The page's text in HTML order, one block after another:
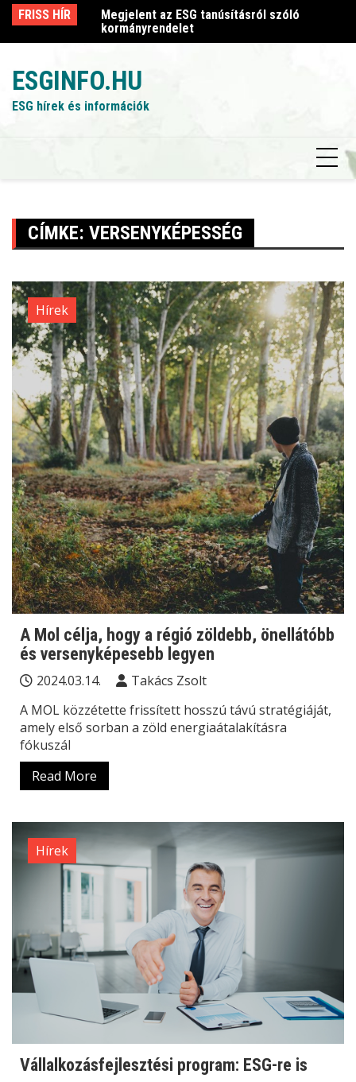
Skip
content
FRISS HÍR
szóló
Megjelent az ESG tanúsításról szóló
kormányrendelet
ESGINFO.HU
ESG hírek és információk
CÍMKE: VERSENYKÉPESSÉG
Hírek
A Mol célja, hogy a régió zöldebb, önellátóbb
és versenyképesebb legyen
2024.03.14.
Takács Zsolt
A MOL közzétette frissített hosszú távú stratégiáját,
amely első sorban a zöld energiaátalakításra
fókuszál
Read More
Hírek
Vállalkozásfejlesztési program: ESG-re is